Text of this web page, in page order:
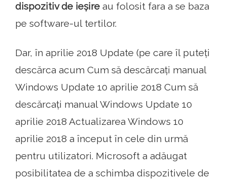
dispozitiv de ieșire au folosit fara a se baza
pe software-ul tertilor.
Dar, în aprilie 2018 Update (pe care îl puteți
descărca acum Cum să descărcați manual
Windows Update 10 aprilie 2018 Cum să
descărcați manual Windows Update 10
aprilie 2018 Actualizarea Windows 10
aprilie 2018 a început în cele din urmă
pentru utilizatori. Microsoft a adăugat
posibilitatea de a schimba dispozitivele de